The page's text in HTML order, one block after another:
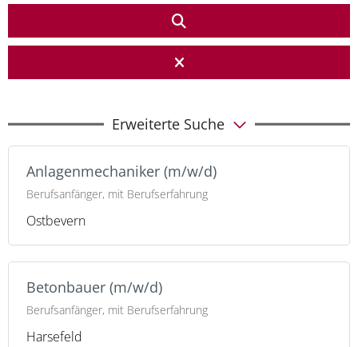
Erweiterte Suche
Anlagenmechaniker (m/w/d)
Berufsanfänger, mit Berufserfahrung
Ostbevern
Betonbauer (m/w/d)
Berufsanfänger, mit Berufserfahrung
Harsefeld